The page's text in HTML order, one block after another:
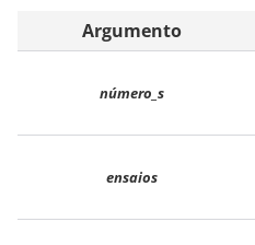
Argumento
número_s
ensaios